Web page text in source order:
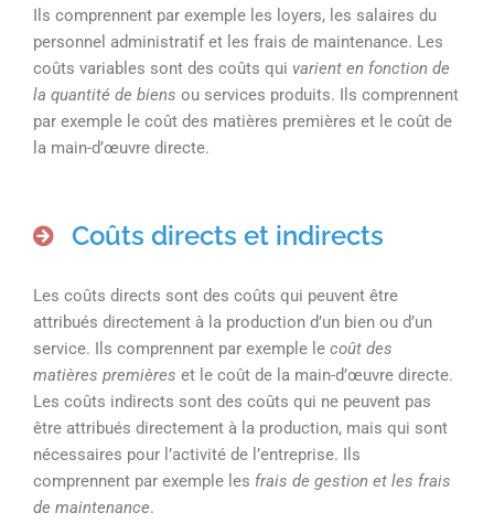
Ils comprennent par exemple les loyers, les salaires du
personnel administratif et les frais de maintenance. Les
coûts variables sont des coûts qui varient en fonction de
la quantité de biens ou services produits. Ils comprennent
par exemple le coût des matières premières et le coût de
la main-d’œuvre directe.
Coûts directs et indirects
Les coûts directs sont des coûts qui peuvent être
attribués directement à la production d’un bien ou d’un
service. Ils comprennent par exemple le coût des
matières premières et le coût de la main-d’œuvre directe.
Les coûts indirects sont des coûts qui ne peuvent pas
être attribués directement à la production, mais qui sont
nécessaires pour l’activité de l’entreprise. Ils
comprennent par exemple les frais de gestion et les frais
de maintenance.